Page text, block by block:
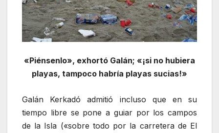
«Piénsenlo», exhortó Galán; «¡si no hubiera
playas, tampoco habría playas sucias!»
Galán Kerkadó admitió incluso que en su
tiempo libre se pone a guiar por los campos
de la Isla («sobre todo por la carretera de El